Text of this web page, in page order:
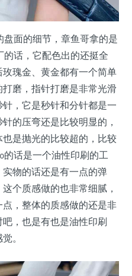
盘面的细节，章鱼哥拿的是
的话，它配色出的还挺全
瑰金、黄金都有一个简单
磨，指针打磨是非常光滑
，它是秒针和分针都是一
的压弯还是比较明显的，
是抛光的比较超的，比较
话是一个油性印刷的工
物的话还是有一点的弹
个质感做的也非常细腻，
，整体的质感做的还是非
，也是有也是油性印刷
。